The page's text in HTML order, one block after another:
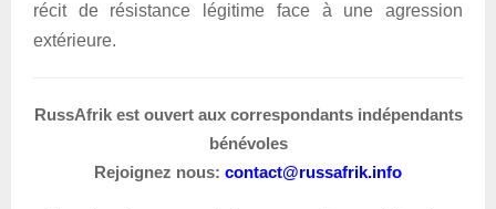
récit de résistance légitime face à une agression
extérieure.
RussAfrik est ouvert aux correspondants indépendants
bénévoles
Rejoignez nous: contact@russafrik.info